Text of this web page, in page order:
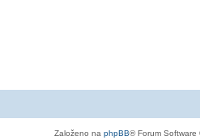
Založeno na phpBB® Forum Software